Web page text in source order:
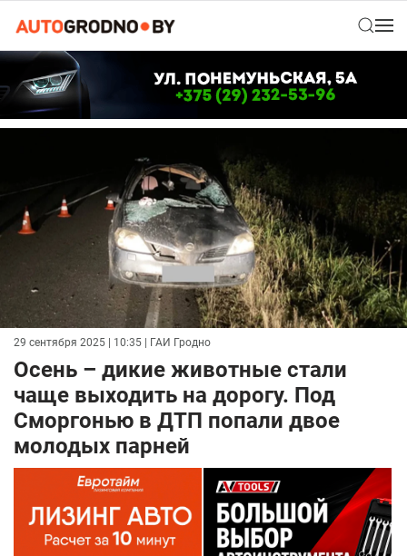
29 сентября 2025 | 10:35 | ГАИ Гродно
Осень – дикие животные стали
чаще выходить на дорогу. Под
Сморгонью в ДТП попали двое
молодых парней